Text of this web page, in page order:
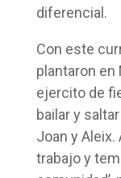
diferencial.
Con este
plantaron en
ejercito de
bailar y
Joan y
trabajo y